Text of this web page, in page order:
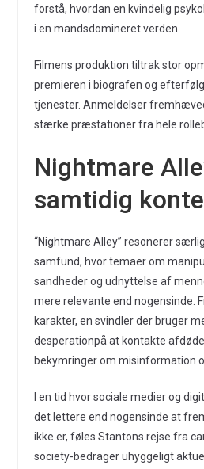
forstå, hvordan en kvindelig
i en mandsdomineret verden.
Filmens produktion tiltrak stor
premieren i biografen og
tjenester. Anmeldelser
stærke præstationer fra hele
Nightmare
samtidig
“Nightmare Alley” resonerer
samfund, hvor temaer om
sandheder og udnyttelse af
mere relevante end nogensinde.
karakter, en svindler der bruger
desperationpå at kontakte
bekymringer om misinformation
I en tid hvor sociale medier og
det lettere end nogensinde at
ikke er, føles Stantons rejse fra
society-bedrager uhyggeligt